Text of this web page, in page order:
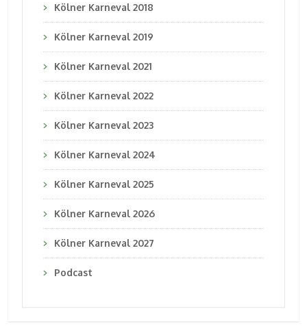
Kölner Karneval 2018
Kölner Karneval 2019
Kölner Karneval 2021
Kölner Karneval 2022
Kölner Karneval 2023
Kölner Karneval 2024
Kölner Karneval 2025
Kölner Karneval 2026
Kölner Karneval 2027
Podcast